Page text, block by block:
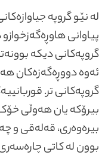
لە نێو گروپە
پیاوانی هاوڕەگەزخوازو
گروپەکانی دیکە
ئەوە دووڕەگەزەکان
گروپەکانی تر.
بیرۆکە یان هەوڵی
بیرەوەری، قەلەقی و
بوون لە کاتی